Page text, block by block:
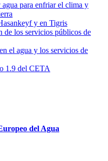
para enfriar el clima y
y en Tigris
de los servicios públicos de
el agua y los servicios de
1.9 del CETA
del Agua